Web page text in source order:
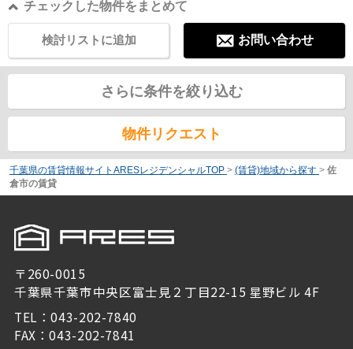
チェックした物件をまとめて
お問い合わせ
検討リストに追加
さらに条件を絞り込む
物件リクエスト
千葉県の賃貸情報サイトARESレジデンシャルTOP > (賃貸)地域から探す > 佐
倉市の賃貸
〒260-0015
千葉県千葉市中央区富士見２丁目22-15 星野ビル 4F
TEL：043-202-7840
FAX：043-202-7841